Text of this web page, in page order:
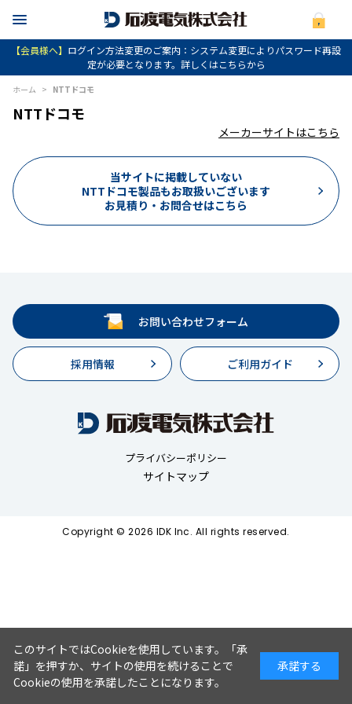
【会員様へ】 ログイン方法変更のご案内：システム変更によりパスワード再設
定が必要となります。詳しくはこちらから
ホーム > NTTドコモ
NTTドコモ
メーカーサイトはこちら
当サイトに掲載していない
NTTドコモ製品もお取扱いございます
お見積り・お問合せはこちら
お問い合わせフォーム
採用情報 ご利用ガイド
プライバシーポリシー
サイトマップ
Copyright © 2026 IDK Inc. All rights reserved.
このサイトではCookieを使用しています。「承
諾」を押すか、サイトの使用を続けることで
Cookieの使用を承諾したことになります。
承諾する